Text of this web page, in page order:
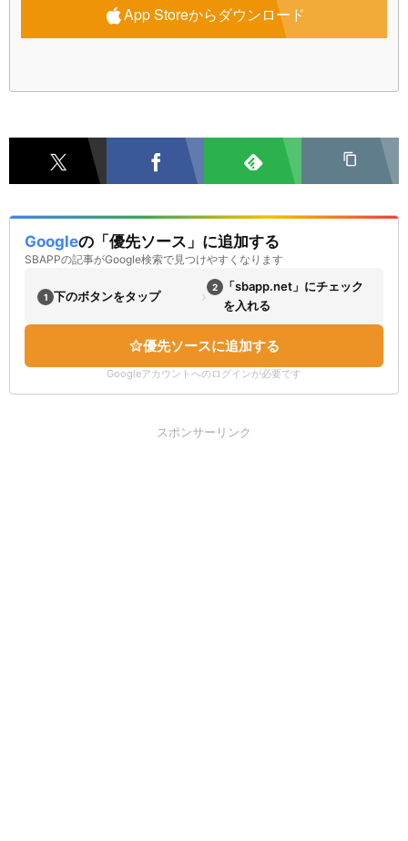
App Storeからダウンロード
Googleの「優先ソース」に追加する
SBAPPの記事がGoogle検索で見つけやすくなります
1 下のボタンをタップ › 2
「sbapp.net」にチェック
を入れる
優先ソースに追加する
Googleアカウントへのログインが必要です
スポンサーリンク